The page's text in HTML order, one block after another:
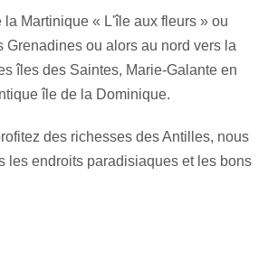
la Martinique « L'île aux fleurs » ou
Grenadines ou alors au nord vers la
îles des Saintes, Marie-Galante en
île de la Dominique.
des richesses des Antilles, nous
les endroits paradisiaques et les bons